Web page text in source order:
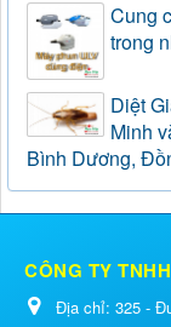
Cung
trong
Diệt
Minh
Bình Dương,
CÔNG TY
Địa chỉ: 325 -